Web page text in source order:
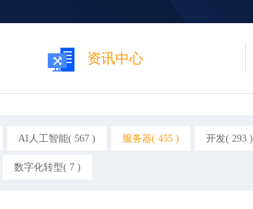
资讯中心
AI人工智能( 567 ) 服务器( 455 ) 开发( 293 )
数字化转型( 7 )